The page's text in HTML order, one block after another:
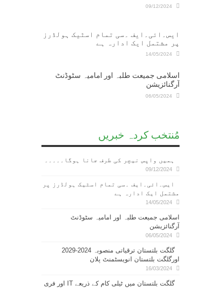
09/12/2024
ایس۔ائی۔ایف ۔سی تمام اسٹیک ہولڈرز
پر مشتمل ایک ادارہ ہے
14/05/2024
اسلامی جمیعت طلبہ اور امامیہ سٹوڈنٹ
آرگنائزیشن
06/05/2024
مُنتخب کردہ خبریں
ہمیں واپس نیچر کی طرف جانا ہوگا۔۔۔۔۔
09/12/2024
ایس۔ائی۔ایف ۔سی تمام اسٹیک ہولڈرز پر
مشتمل ایک ادارہ ہے
14/05/2024
اسلامی جمیعت طلبہ اور امامیہ سٹوڈنٹ
آرگنائزیشن
06/05/2024
گلگت بلتستان ترقیاتی منصوبہ 2024-2029
اورگلگت بلتستان انویسٹمنٹ پلان
16/03/2024
گلگت بلتستان میں ٹیلی کام کے ذریعے IT اور فری